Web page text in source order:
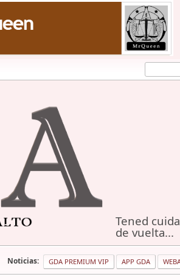
Tened
de vuelta...
Noticias: GDA PREMIUM VIP APP GDA